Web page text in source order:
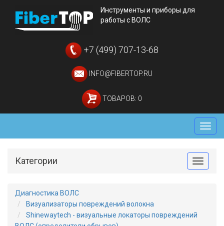
Инструменты и приборы для
работы с ВОЛС
+7 (499) 707-13-68
INFO@FIBERTOP.RU
ТОВАРОВ: 0
Меню
Toggle
Категории
Диагностика ВОЛС
Визуализаторы повреждений волокна
Shinewaytech - визуальные локаторы повреждений